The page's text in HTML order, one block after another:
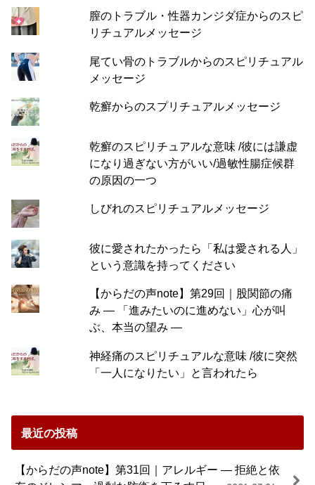
膣のトラブル・性器カンジダ症からのスピ
リチュアルメッセージ
尾てい骨のトラブルからのスピリチュアル
メッセージ
乾癬からのスプリチュアルメッセージ
乾癬のスピリチュアルな意味 /彼には謙虚
になり過ぎない方がいい/過敏性腸症候群
の原因の一つ
しびれのスピリチュアルメッセージ
彼に愛されたかったら「私は愛される人」
という意識を持ってください
【からだの声note】第29回｜股関節の痛
み ― 「進みたいのに進めない」心が叫
ぶ、本当の望み ―
神経痛のスピリチュアルな意味 /彼に突然
「一人になりたい」と言われたら
最近の投稿
【からだの声note】第31回｜アレルギー ― 拒絶と依